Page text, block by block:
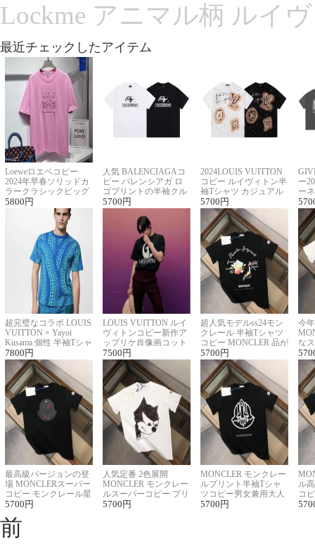
Lockme アニマル柄 ルイ
最近チェックしたアイテム
Loeweロエベコピー
2024年早春ソリッドカ
ラークラシックビッグ
ロゴ刺繍Tシャツ
5800 円
人気 BALENCIAGAコ
ピー バレンシアガ ロ
ゴプリントの半袖クル
ーネックTシャツ
5700 円
2024LOUIS VUITTON
コピー ルイヴィトン半
袖Tシャツ カジュアル
に馴染む 2色展開
5700 円
ー
ー
ー
超完璧なコラボ LOUIS
VUITTON × Yayoi
Kusama 個性 半袖Tシャ
ツコピー男女兼用
7800 円
LOUIS VUITTON ルイ
ヴィトンコピー新作ア
ップリケ肖像画コット
ンニット半袖Tシャツ
7500 円
超人気モデルss24モン
クレール 半袖Tシャツ
コピー MONCLER 品が
良く見た目
5700 円
今
な
ル
最高級バージョンの登
場 MONCLERスーパー
コピー モンクレール星
座半袖Tシャツ
5700 円
人気定番 2色展開
MONCLER モンクレー
ルスーパーコピー プリ
ント半袖Tシャツ
5700 円
MONCLER モンクレー
ルプリント半袖Tシャ
ツコピー男女兼用大人
可愛い春夏コーデ
5700 円
ル
コ
ィ
前